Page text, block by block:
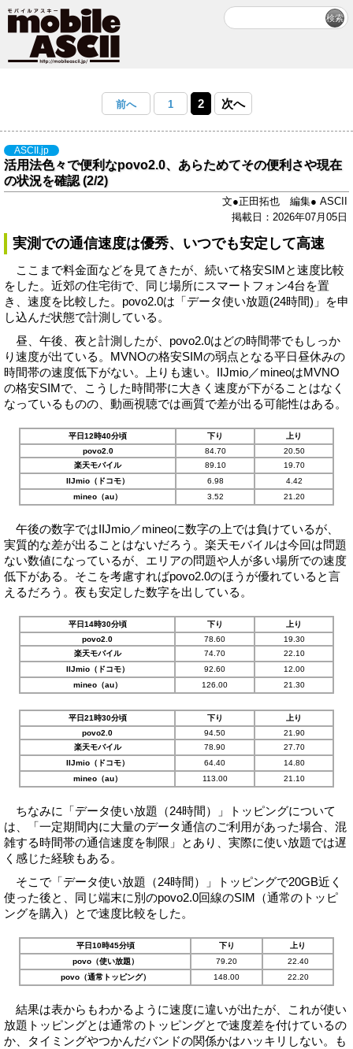
前へ 1 2 次へ
ASCII.jp
活用法色々で便利なpovo2.0、あらためてその便利さや現在
の状況を確認 (2/2)
文●正田拓也 編集● ASCII
掲載日：2026年07月05日
実測での通信速度は優秀、いつでも安定して高速
ここまで料金面などを見てきたが、続いて格安SIMと速度比較
をした。近郊の住宅街で、同じ場所にスマートフォン4台を置
き、速度を比較した。povo2.0は「データ使い放題(24時間)」を申
し込んだ状態で計測している。
昼、午後、夜と計測したが、povo2.0はどの時間帯でもしっか
り速度が出ている。MVNOの格安SIMの弱点となる平日昼休みの
時間帯の速度低下がない。上りも速い。IIJmio／mineoはMVNO
の格安SIMで、こうした時間帯に大きく速度が下がることはなく
なっているものの、動画視聴では画質で差が出る可能性はある。
平日12時40分頃 下り
上り
povo2.0
84.70
20.50
楽天モバイル
89.10
19.70
IIJmio（ドコモ）
6.98
4.42
mineo（au）
3.52 21.20
午後の数字ではIIJmio／mineoに数字の上では負けているが、
実質的な差が出ることはないだろう。楽天モバイルは今回は問題
ない数値になっているが、エリアの問題や人が多い場所での速度
低下がある。そこを考慮すればpovo2.0のほうが優れていると言
えるだろう。夜も安定した数字を出している。
平日14時30分頃 下り
上り
povo2.0
78.60
19.30
楽天モバイル
74.70
22.10
IIJmio（ドコモ）
92.60
12.00
mineo（au）
126.00 21.30
平日21時30分頃 下り
上り
povo2.0
94.50
21.90
楽天モバイル
78.90
27.70
IIJmio（ドコモ）
64.40
14.80
mineo（au）
113.00 21.10
ちなみに「データ使い放題（24時間）」トッピングについて
は、「一定期間内に大量のデータ通信のご利用があった場合、混
雑する時間帯の通信速度を制限」とあり、実際に使い放題では遅
く感じた経験もある。
そこで「データ使い放題（24時間）」トッピングで20GB近く
使った後と、同じ端末に別のpovo2.0回線のSIM（通常のトッピ
ングを購入）とで速度比較をした。
平日10時45分頃 下り
上り
povo（使い放題）
79.20
22.40
povo（通常トッピング）
148.00 22.20
結果は表からもわかるように速度に違いが出たが、これが使い
放題トッピングとは通常のトッピングとで速度差を付けているの
か、タイミングやつかんだバンドの関係かはハッキリしない。も